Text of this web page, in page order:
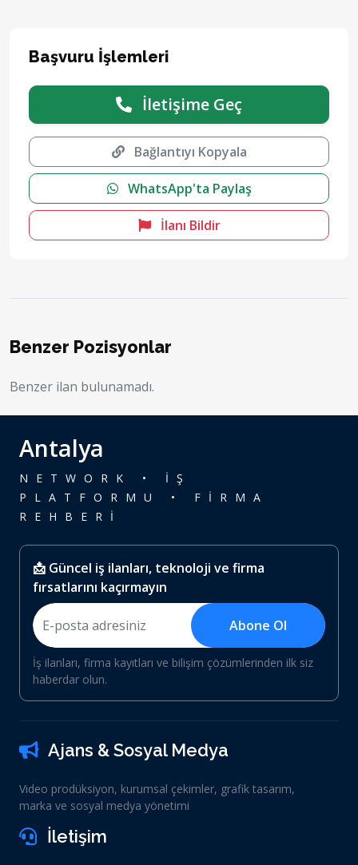
Başvuru İşlemleri
İletişime Geç
Bağlantıyı Kopyala
WhatsApp'ta Paylaş
İlanı Bildir
Benzer Pozisyonlar
Benzer ilan bulunamadı.
Antalya
NETWORK • İŞ
PLATFORMU • FİRMA
REHBERİ
📩 Güncel iş ilanları, teknoloji ve firma
fırsatlarını kaçırmayın
Abone Ol
İş ilanları, firma kayıtları ve bilişim çözümlerinden ilk siz
haberdar olun.
Ajans & Sosyal Medya
Video prodüksiyon, kurumsal çekimler, grafik tasarım,
marka ve sosyal medya yönetimi
İletişim